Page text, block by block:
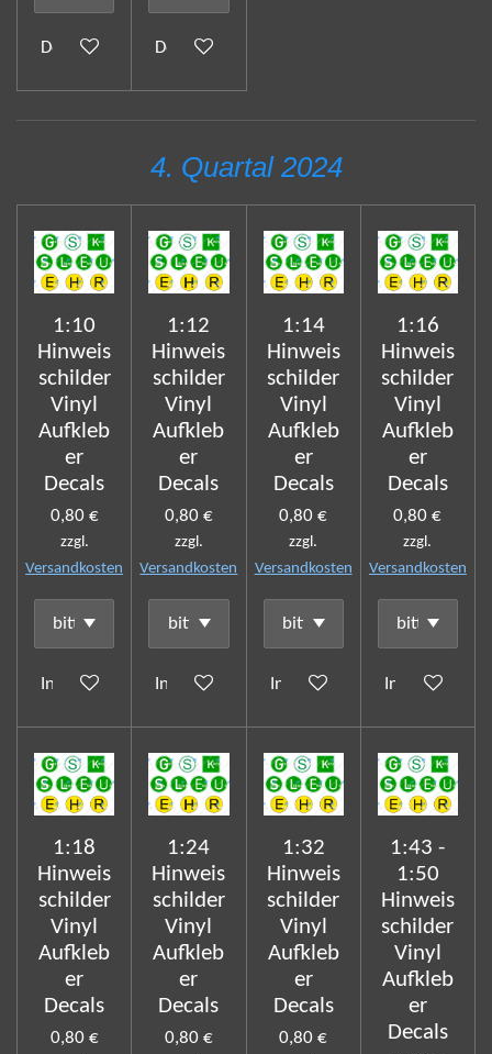
Details anzeigenDetails anzeigen
4. Quartal 2024
1:10
Hinweis
schilder
Vinyl
Aufkleb
er
Decals
0,80 €
zzgl.
Versandkosten
In den Warenkorb
1:12
Hinweis
schilder
Vinyl
Aufkleb
er
Decals
0,80 €
zzgl.
Versandkosten
In den Warenkorb
1:14
Hinweis
schilder
Vinyl
Aufkleb
er
Decals
0,80 €
zzgl.
Versandkosten
In den Warenkorb
1:16
Hinweis
schilder
Vinyl
Aufkleb
er
Decals
0,80 €
zzgl.
Versandkosten
In den
1:18
Hinweis
schilder
Vinyl
Aufkleb
er
Decals
0,80 €
1:24
Hinweis
schilder
Vinyl
Aufkleb
er
Decals
0,80 €
1:32
Hinweis
schilder
Vinyl
Aufkleb
er
Decals
0,80 €
1:43 -
1:50
Hinweis
schilder
Vinyl
Aufkleb
er
Decals